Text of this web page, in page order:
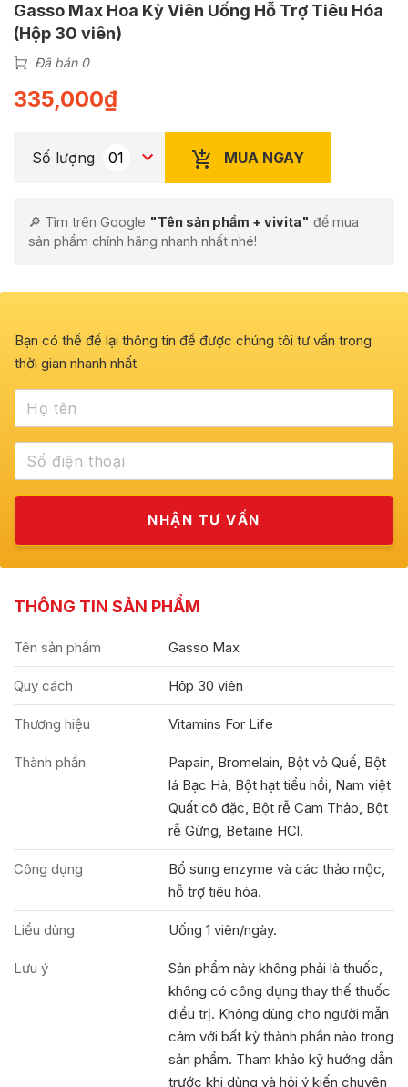
Gasso Max Hoa Kỳ Viên Uống Hỗ Trợ Tiêu Hóa
(Hộp 30 viên)
Đã bán 0
335,000₫
Số lượng MUA NGAY
🔎 Tìm trên Google "Tên sản phẩm + vivita" để mua
sản phẩm chính hãng nhanh nhất nhé!
Bạn có thể để lại thông tin để được chúng tôi tư vấn trong
thời gian nhanh nhất
THÔNG TIN SẢN PHẨM
Tên sản phẩm Gasso Max
Quy cách Hộp 30 viên
Thương hiệu Vitamins For Life
Thành phần
Papain, Bromelain, Bột vỏ Quế, Bột
lá Bạc Hà, Bột hạt tiểu hồi, Nam việt
Quất cô đặc, Bột rễ Cam Thảo, Bột
rễ Gừng, Betaine HCl.
Công dụng
Bổ sung enzyme và các thảo mộc,
hỗ trợ tiêu hóa.
Liều dùng Uống 1 viên/ngày.
Lưu ý
Sản phẩm này không phải là thuốc,
không có công dụng thay thế thuốc
điều trị. Không dùng cho người mẫn
cảm với bất kỳ thành phần nào trong
sản phẩm. Tham khảo kỹ hướng dẫn
trước khi dùng và hỏi ý kiến chuyên